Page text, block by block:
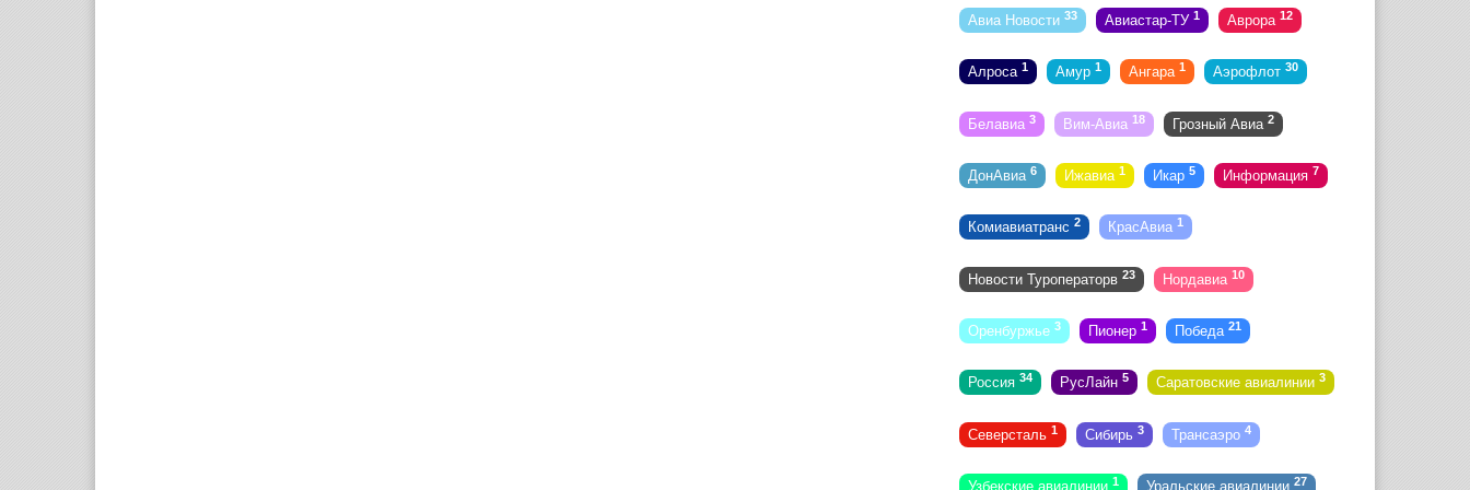
Авиа Новости 33 Авиастар-ТУ 1 Аврора 12
Алроса 1 Амур 1 Ангара 1 Аэрофлот 30
Белавиа 3 Вим-Авиа 18 Грозный Авиа 2
ДонАвиа 6 Ижавиа 1 Икар 5 Информация 7
Комиавиатранс 2 КрасАвиа 1
Новости Туроператорв 23 Нордавиа 10
Оренбуржье 3 Пионер 1 Победа 21
Россия 34 РусЛайн 5 Саратовские авиалинии 3
Северсталь 1 Сибирь 3 Трансаэро 4
Узбекские авиалинии 1 Уральские авиалинии 27